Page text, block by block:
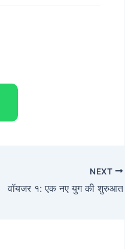
NEXT
वॉयजर १: एक नए युग की शुरुआत